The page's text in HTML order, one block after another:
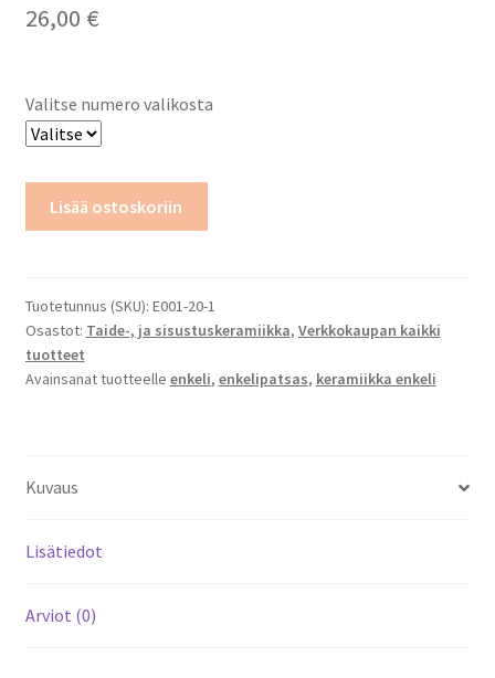
26,00 €
Valitse numero valikosta
Lisää ostoskoriin
Tuotetunnus (SKU): E001-20-1
Osastot: Taide-, ja sisustuskeramiikka, Verkkokaupan kaikki
tuotteet
Avainsanat tuotteelle enkeli, enkelipatsas, keramiikka enkeli
Kuvaus
Lisätiedot
Arviot (0)